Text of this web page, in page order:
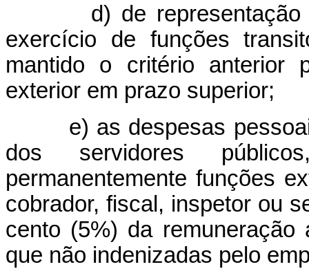
d) de representação
exercício de funções
mantido o critério anterior
exterior em prazo superior;
e) as despesas pessoais
dos servidores
permanentemente funções
cobrador, fiscal, inspetor ou
cento (5%) da
que não indenizadas pelo